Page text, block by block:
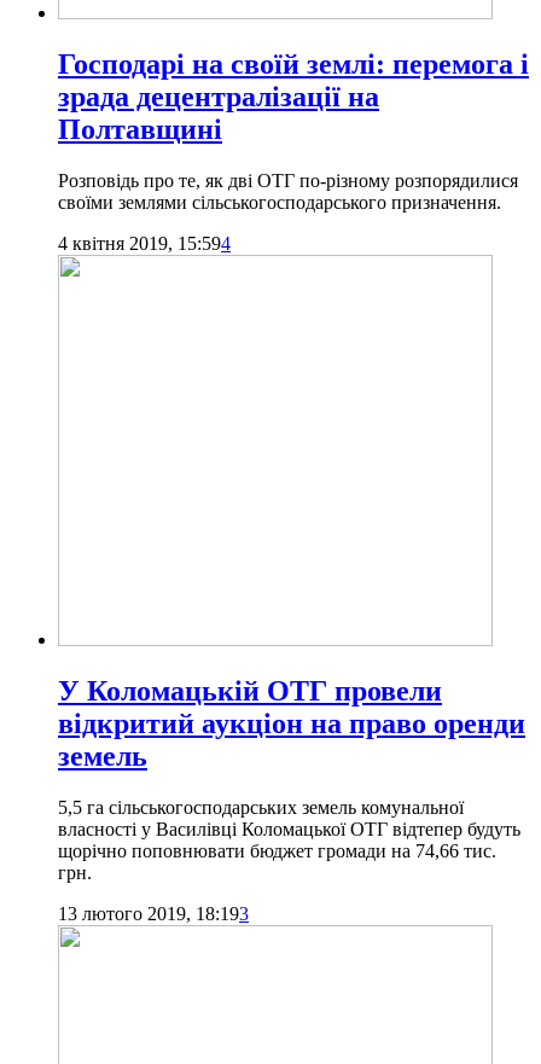
Господарі на своїй землі: перемога і
зрада децентралізації на
Полтавщині
Розповідь про те, як дві ОТГ по-різному розпорядилися
своїми землями сільськогосподарського призначення.
4 квітня 2019, 15:594
У Коломацькій ОТГ провели
відкритий аукціон на право оренди
земель
5,5 га сільськогосподарських земель комунальної
власності у Василівці Коломацької ОТГ відтепер будуть
щорічно поповнювати бюджет громади на 74,66 тис.
грн.
13 лютого 2019, 18:193